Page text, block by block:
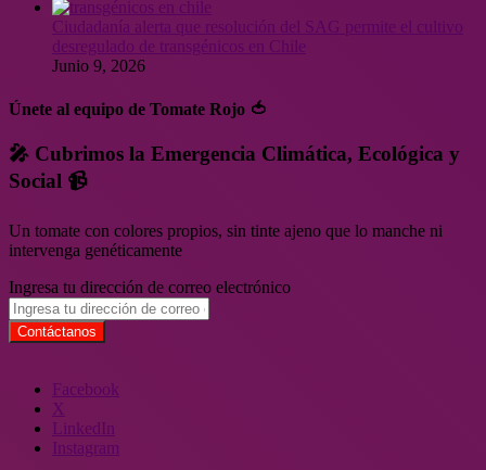
Ciudadanía alerta que resolución del SAG permite el cultivo
desregulado de transgénicos en Chile
Junio 9, 2026
Únete al equipo de Tomate Rojo 🍅
🎤 Cubrimos la Emergencia Climática, Ecológica y
Social 📹
Un tomate con colores propios, sin tinte ajeno que lo manche ni
intervenga genéticamente
Ingresa tu dirección de correo electrónico
Facebook
X
LinkedIn
Instagram